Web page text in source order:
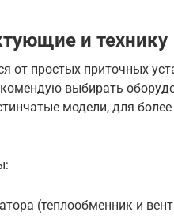
и технику
от простых приточных
выбирать
модели, для
(теплообменник и